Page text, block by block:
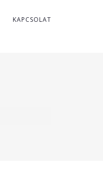
KAPCSOLAT